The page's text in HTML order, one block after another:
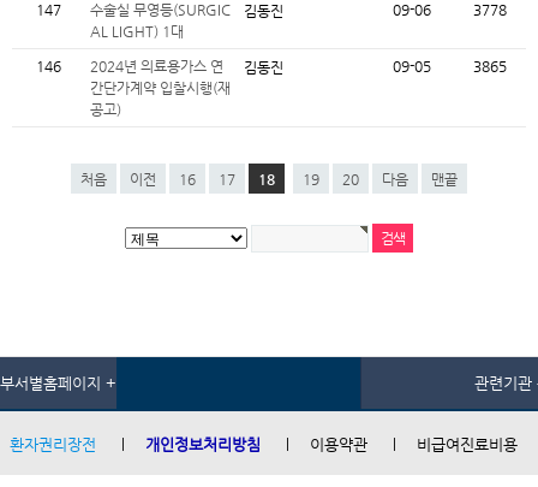
147
수술실 무영등(SURGIC
AL LIGHT) 1대
김동진 09-06 3778
146
2024년 의료용가스 연
간단가계약 입찰시행(재
공고)
김동진 09-05 3865
처음 이전 16 17 18 19 20 다음 맨끝
부서별홈페이지 + 관련기관
환자권리장전 개인정보처리방침 이용약관 비급여진료비용